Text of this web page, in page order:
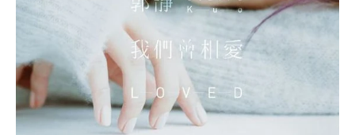
在
簿
中
開
啟
第